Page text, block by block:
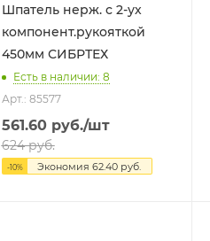
Шпатель нерж. с 2-ух
компонент.рукояткой
450мм СИБРТЕХ
Есть в наличии: 8
Арт.: 85577
561.60руб./шт
624руб.
-10% Экономия 62.40руб.